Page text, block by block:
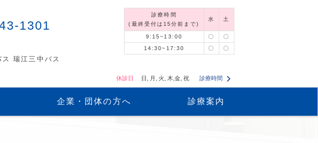
瑞江三中バス
1301
休診日 日, 月, 火, 木,金, 祝 診療時間 chevron_right
診療時間
(最終受付は15分前まで)
水 土
9:15~13:00 〇
〇
14:30~17:30
〇 〇
企業・団体の方へ 診療案内